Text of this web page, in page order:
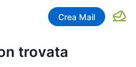
Crea Mail
trovata